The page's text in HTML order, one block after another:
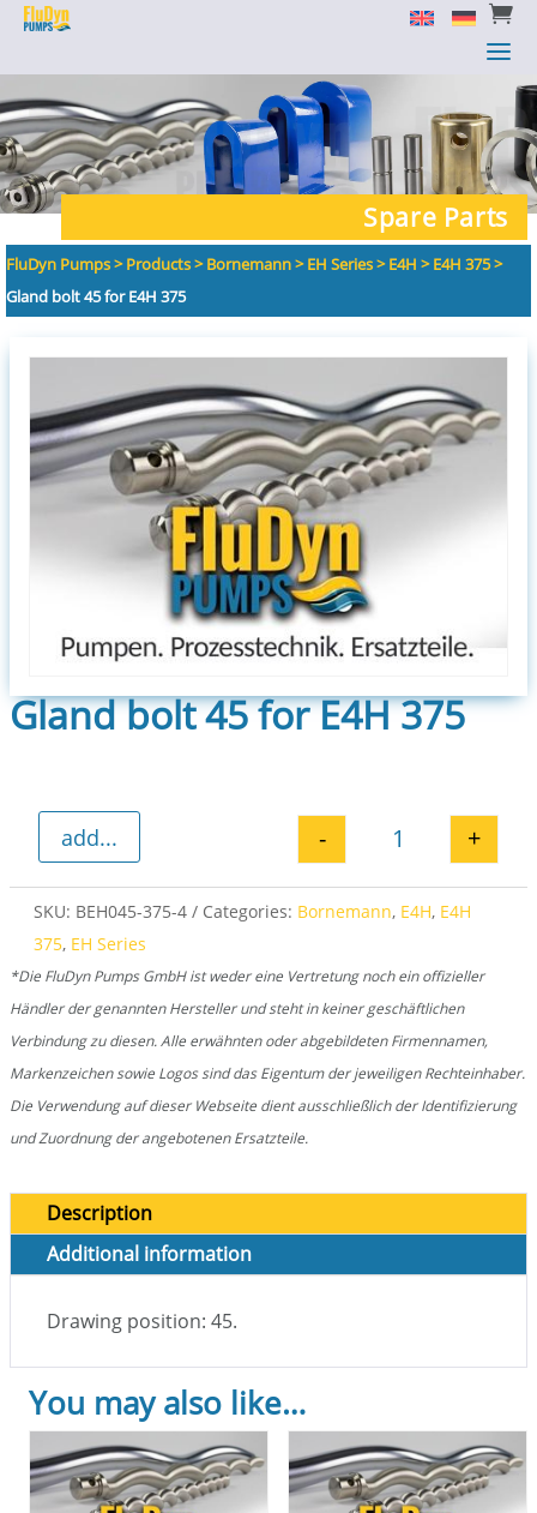

a

a
Spare Parts
FluDyn Pumps>Products>Bornemann>EH Series>E4H >E4H 375>
Gland bolt 45 for E4H 375
Gland bolt 45 for E4H 375
Gland bolt 45
- +
add...
SKU: BEH045-375-4 Categories: Bornemann, E4H, E4H
375, EH Series
*Die FluDyn Pumps GmbH ist weder eine Vertretung noch ein offizieller
Händler der genannten Hersteller und steht in keiner geschäftlichen
Verbindung zu diesen. Alle erwähnten oder abgebildeten Firmennamen,
Markenzeichen sowie Logos sind das Eigentum der jeweiligen Rechteinhaber.
Die Verwendung auf dieser Webseite dient ausschließlich der Identifizierung
und Zuordnung der angebotenen Ersatzteile.
Description
Additional information
Drawing position: 45.
You may also like…